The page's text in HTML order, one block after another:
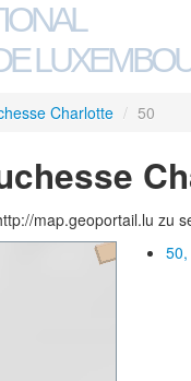
Charlotte / 50
map.geoportail.lu zu